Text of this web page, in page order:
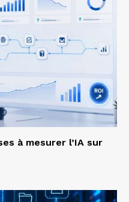
à mesurer l’IA sur